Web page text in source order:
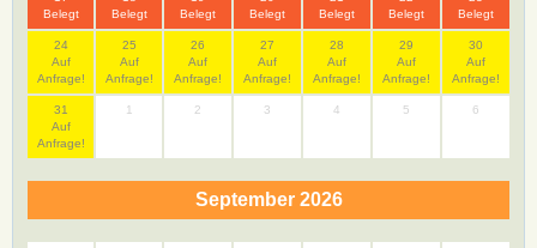
Belegt
Belegt
Belegt
Belegt
Belegt
Belegt
Belegt
24
Auf
Anfrage!
25
Auf
Anfrage!
26
Auf
Anfrage!
27
Auf
Anfrage!
28
Auf
Anfrage!
29
Auf
Anfrage!
30
Auf
Anfrage!
31
Auf
Anfrage!
1 2 3 4 5 6
September 2026